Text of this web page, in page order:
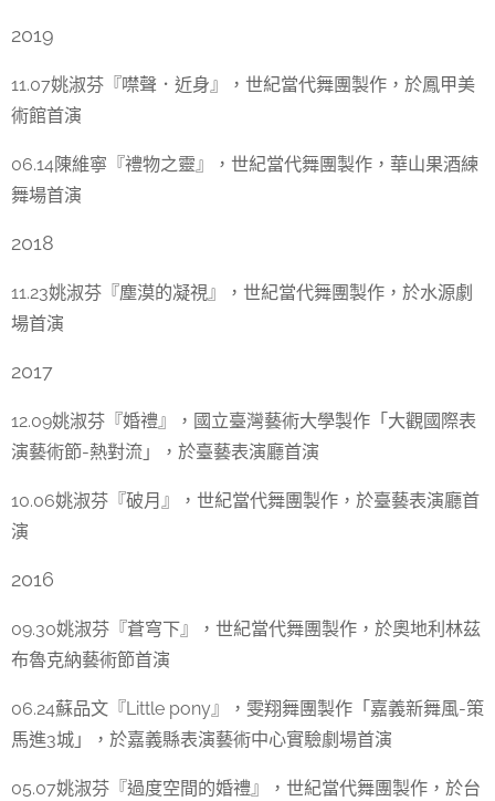
2019
11.07姚淑芬『噤聲．近身』，世紀當代舞團製作，於鳳甲美
術館首演
06.14陳維寧『禮物之靈』，世紀當代舞團製作，華山果酒練
舞場首演
2018
11.23姚淑芬『塵漠的凝視』，世紀當代舞團製作，於水源劇
場首演
2017
12.09姚淑芬『婚禮』，國立臺灣藝術大學製作「大觀國際表
演藝術節­-熱對流」，於臺藝表演廳首演
10.06姚淑芬『破月』，世紀當代舞團製作，於臺藝表演廳首
演
2016
09.30姚淑芬『蒼穹下』，世紀當代舞團製作，於奧地利林茲
布魯克納藝術節首演
06.24蘇品文『Little pony』，雯翔舞團製作「嘉義新舞風-策
馬進3城」，於嘉義縣表演藝術中心實驗劇場首演
05.07姚淑芬『過度空間的婚禮』，世紀當代舞團製作，於台